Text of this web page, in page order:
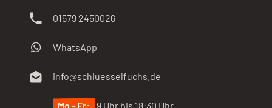
01579 2450026
WhatsApp
info@schluesselfuchs.de
Mo - Fr:
9 Uhr bis 18:30 Uhr